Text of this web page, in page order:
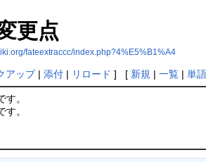
更点
fateextraccc/index.php?4%E5%B1%A4
アップ| 添付| リロード ] [ 新規 | 一覧| 単
す。
す。